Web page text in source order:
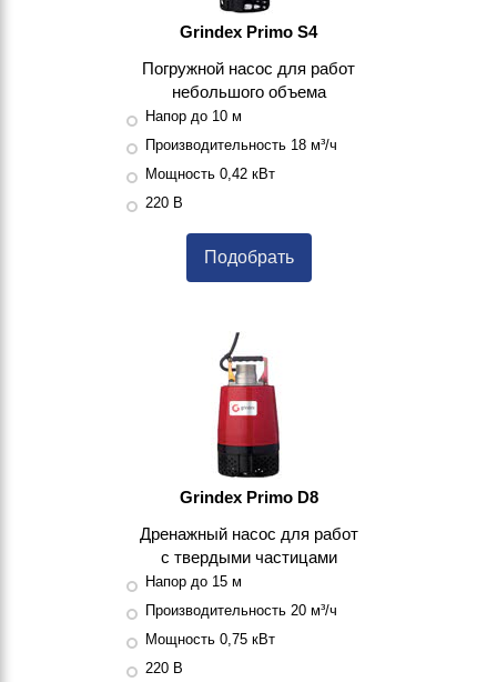
Grindex Primo S4
Погружной насос для работ
небольшого объема
Напор до 10 м
Производительность 18 м³/ч
Мощность 0,42 кВт
220 В
Подобрать
Grindex Primo D8
Дренажный насос для работ
с твердыми частицами
Напор до 15 м
Производительность 20 м³/ч
Мощность 0,75 кВт
220 В